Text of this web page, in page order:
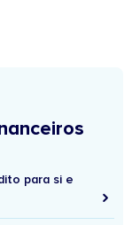
para si e